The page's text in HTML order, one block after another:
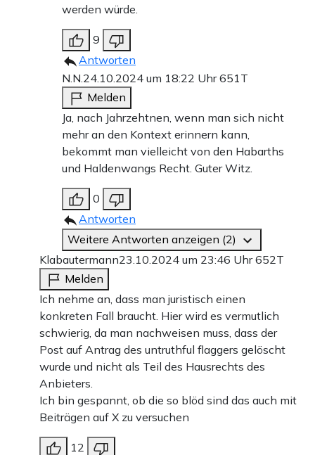
werden würde.
9
Antworten
N.N. 24.10.2024 um 18:22 Uhr651T
Melden
Ja, nach Jahrzehtnen, wenn man sich nicht
mehr an den Kontext erinnern kann,
bekommt man vielleicht von den Habarths
und Haldenwangs Recht. Guter Witz.
0
Antworten
Weitere Antworten anzeigen (2)
Klabautermann23.10.2024 um 23:46 Uhr652T
Melden
Ich nehme an, dass man juristisch einen
konkreten Fall braucht. Hier wird es vermutlich
schwierig, da man nachweisen muss, dass der
Post auf Antrag des untruthful flaggers gelöscht
wurde und nicht als Teil des Hausrechts des
Anbieters.
Ich bin gespannt, ob die so blöd sind das auch mit
Beiträgen auf X zu versuchen
12